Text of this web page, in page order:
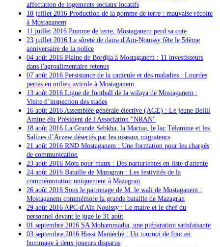
affectation de logements sociaux locatifs
10 juillet 2016 Production de la pomme de terre : mauvaise récolte
à Mostaganem
11 juillet 2016 Pomme de terre, Mostaganem perd sa cote
23 juillet 2016 La sûreté de daïra d'Aïn-Nouissy fête le 54ème
anniversaire de la police
04 août 2016 Plaine de Bordjia à Mostaganem : 11 investisseurs
dans l'agroalimentaire retenus
07 août 2016 Persistance de la canicule et des maladies : Lourdes
pertes en milieu avicole à Mostaganem
13 août 2016 Ligue de football de la wilaya de Mostaganem :
Visite d’inspection des stades
16 août 2016 Assemblée générale élective (AGE) : Le jeune Bellil
Amine élu Président de l'Association ''NRAN''
18 août 2016 La Grande Sebkha, la Mactaa, le lac Télamine et les
Salines d’Arzew désertés par les oiseaux migrateurs
21 août 2016 RND Mostaganem : Une formation pour les chargés
de communication
23 août 2016 Mots pour maux : Des parturientes en liste d'attente
24 août 2016 Bataille de Mazagran : Les festivités de la
commémoration uniquement à Mazagran
26 août 2016 Sous le patronage de M. le wali de Mostaganem :
Mostaganem commémore la grande bataille de Mazagran
29 août 2016 APC d'Aïn Nouissy : Le maire et le chef du
personnel devant le juge le 31 août
01 septembre 2016 SA Mohammadia, une ptéparation satisfaisante
03 septembre 2016 Hassi Mamèche : Un tournoi de foot en
hommage à deux joueurs disparus